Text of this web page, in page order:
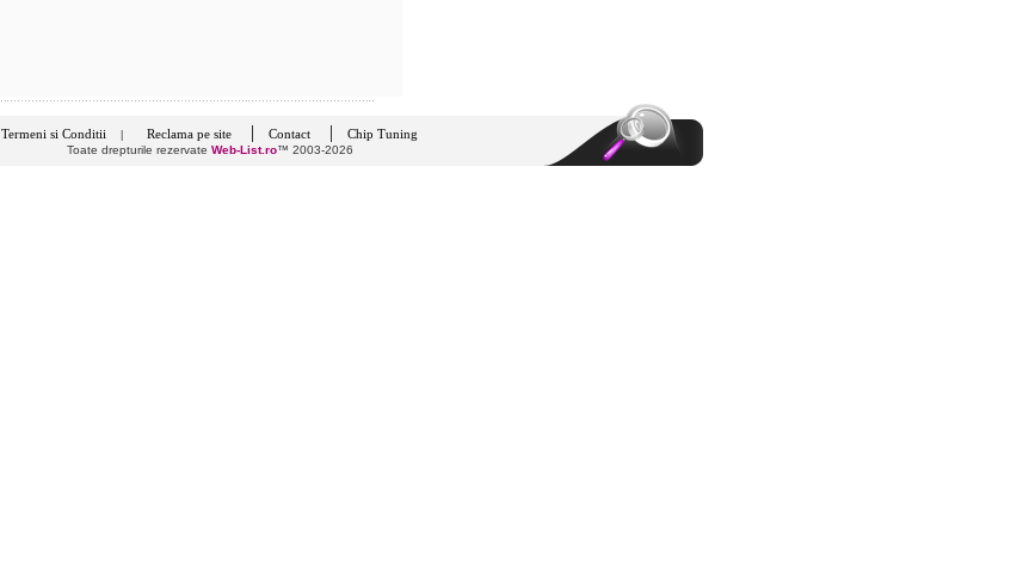
Termeni si Conditii Reclama pe site | Contact | Chip Tuning
Toate drepturile rezervate Web-List.ro™ 2003-2026